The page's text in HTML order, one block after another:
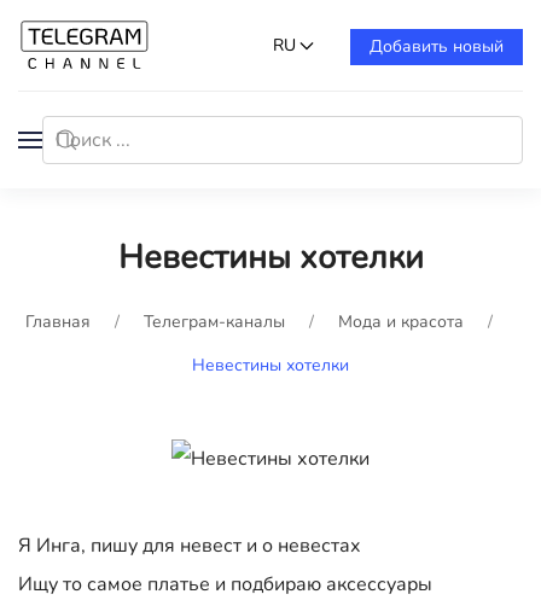
RU Добавить новый
Невестины хотелки
Главная Телеграм-каналы
Мода и красота
Невестины хотелки
Я Инга, пишу для невест и о невестах
Ищу то самое платье и подбираю аксессуары